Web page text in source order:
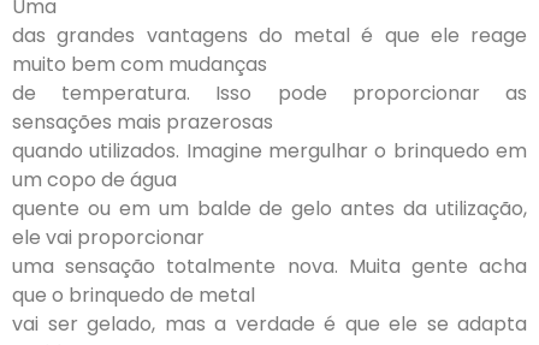
Uma
das grandes vantagens do metal é que ele reage
muito bem com mudanças
de temperatura. Isso pode proporcionar as
sensações mais prazerosas
quando utilizados. Imagine mergulhar o brinquedo em
um copo de água
quente ou em um balde de gelo antes da utilização,
ele vai proporcionar
uma sensação totalmente nova. Muita gente acha
que o brinquedo de metal
vai ser gelado, mas a verdade é que ele se adapta